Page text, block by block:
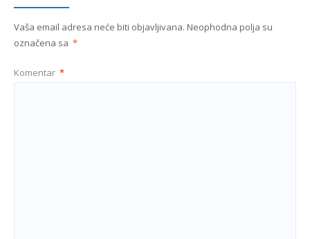
Vaša email adresa neće biti objavljivana. Neophodna polja su
označena sa *
Komentar *